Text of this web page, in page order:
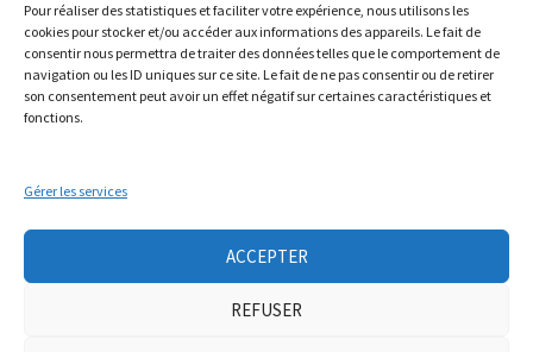
Pour réaliser des statistiques et faciliter votre expérience, nous utilisons les
cookies pour stocker et/ou accéder aux informations des appareils. Le fait de
consentir nous permettra de traiter des données telles que le comportement de
navigation ou les ID uniques sur ce site. Le fait de ne pas consentir ou de retirer
son consentement peut avoir un effet négatif sur certaines caractéristiques et
fonctions.
Gérer les services
ACCEPTER
REFUSER
Le Relais
21 rue Peurière
42440 Noirétable
contact[a]lesmontsquipetillent.org
Collectif LA TERRE
Groupe Nourrir
Ateliers auto-réparation de vélos
Mobicar42
Nous contacter